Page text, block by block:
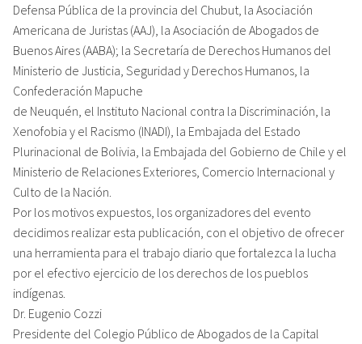
Defensa Pública de la provincia del Chubut, la Asociación
Americana de Juristas (AAJ), la Asociación de Abogados de
Buenos Aires (AABA); la Secretaría de Derechos Humanos del
Ministerio de Justicia, Seguridad y Derechos Humanos, la
Confederación Mapuche
de Neuquén, el Instituto Nacional contra la Discriminación, la
Xenofobia y el Racismo (INADI), la Embajada del Estado
Plurinacional de Bolivia, la Embajada del Gobierno de Chile y el
Ministerio de Relaciones Exteriores, Comercio Internacional y
Culto de la Nación.
Por los motivos expuestos, los organizadores del evento
decidimos realizar esta publicación, con el objetivo de ofrecer
una herramienta para el trabajo diario que fortalezca la lucha
por el efectivo ejercicio de los derechos de los pueblos
indígenas.
Dr. Eugenio Cozzi
Presidente del Colegio Público de Abogados de la Capital